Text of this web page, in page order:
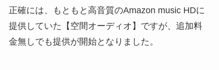
正確には、もともと高音質のAmazon music HDに
提供していた【空間オーディオ】ですが、追加料
金無しでも提供が開始となりました。